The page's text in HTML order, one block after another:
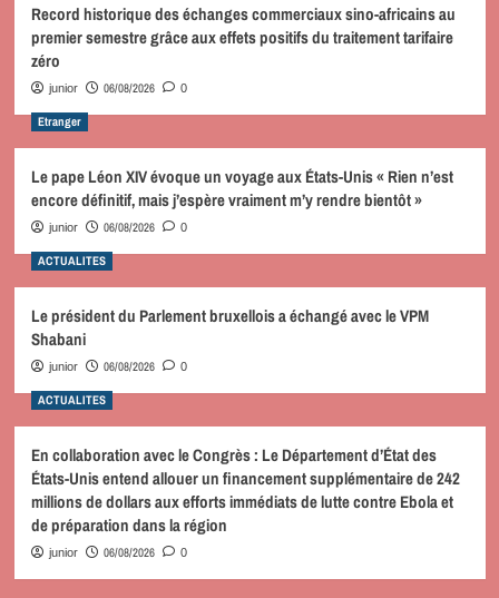
Record historique des échanges commerciaux sino-africains au
premier semestre grâce aux effets positifs du traitement tarifaire
zéro
junior 06/08/2026 0
Etranger
Le pape Léon XIV évoque un voyage aux États-Unis « Rien n’est
encore définitif, mais j’espère vraiment m’y rendre bientôt »
junior 06/08/2026 0
ACTUALITES
Le président du Parlement bruxellois a échangé avec le VPM
Shabani
junior 06/08/2026 0
ACTUALITES
En collaboration avec le Congrès : Le Département d’État des
États-Unis entend allouer un financement supplémentaire de 242
millions de dollars aux efforts immédiats de lutte contre Ebola et
de préparation dans la région
junior 06/08/2026 0